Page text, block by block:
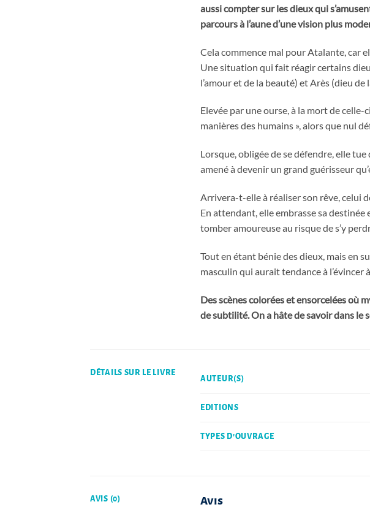
aussi compter sur les dieux qui
parcours à l’aune d’une vision plus
Cela commence mal pour Atalante, car
Une situation qui fait réagir certains
l’amour et de la beauté) et Arès (dieu
Elevée par une ourse, à la mort de
manières des humains », alors que nul
Lorsque, obligée de se défendre, elle tue
amené à devenir un grand guérisseur
Arrivera-t-elle à réaliser son rêve, celui
En attendant, elle embrasse sa destinée
tomber amoureuse au risque de s’y
Tout en étant bénie des dieux, mais en
masculin qui aurait tendance à l’évincer
Des scènes colorées et ensorcelées où
de subtilité. On a hâte de savoir dans le
DÉTAILS SUR LE LIVRE
AUTEUR(S)
EDITIONS
TYPES D'OUVRAGE
AVIS (0) Avis